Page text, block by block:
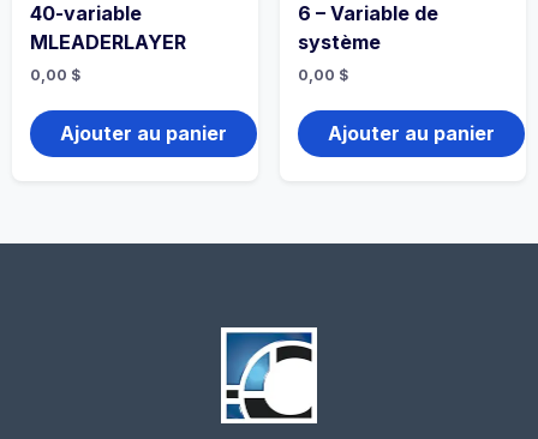
40-variable
MLEADERLAYER
0,00 $
Ajouter au panier
6 – Variable de
système
0,00 $
Ajouter au panier